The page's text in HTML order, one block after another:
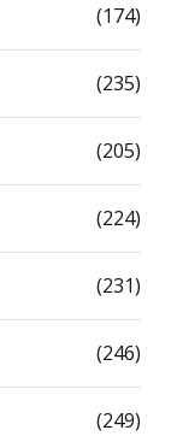
(174)
(235)
(205)
(224)
(231)
(246)
(249)